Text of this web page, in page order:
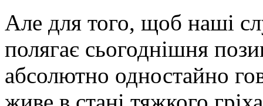
Але для того, щоб наші
полягає сьогоднішня
абсолютно одностайно